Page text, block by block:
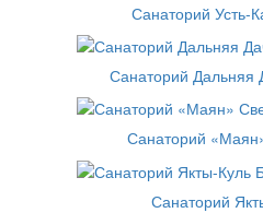
Санаторий Усть-
Санаторий Дальняя
Санаторий
Санаторий